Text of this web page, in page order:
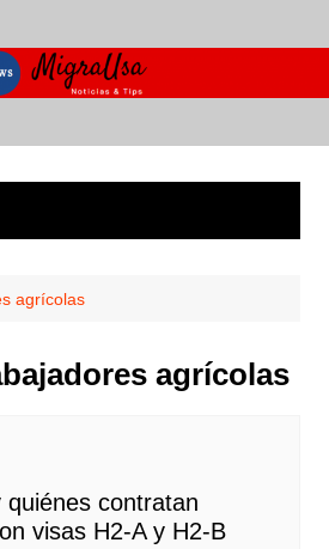
agrícolas
agrícolas
quiénes contratan
visas H2-A y H2-B